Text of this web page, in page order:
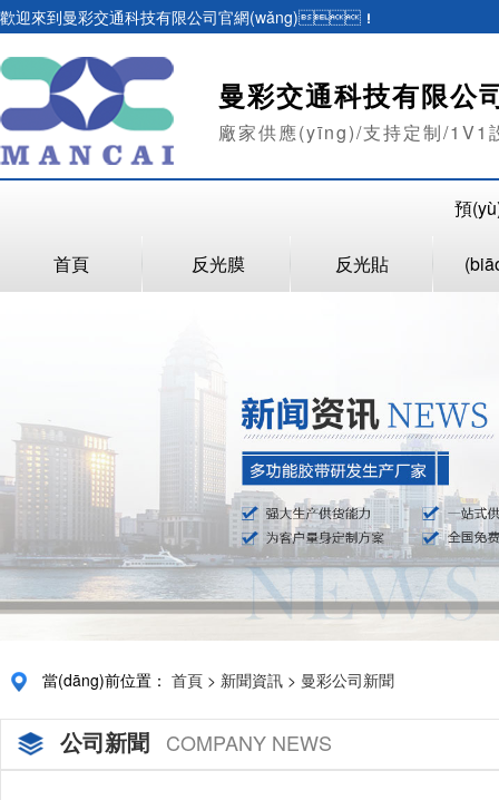
歡迎來到曼彩交通科技有限公司官網(wǎng)！
曼彩交通科技有限公
廠家供應(yīng)/支持定制/1V1
首頁 反光膜 反光貼
預
當(dāng)前位置： 首頁 > 新聞資訊 > 曼彩公司新聞
公司新聞 COMPANY NEWS